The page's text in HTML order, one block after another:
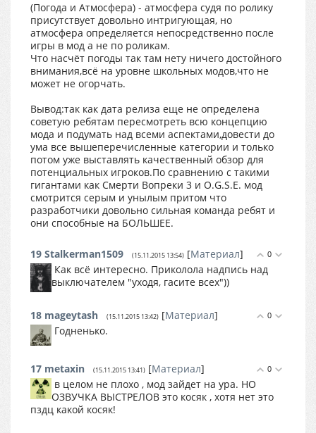
(Погода и Атмосфера) - атмосфера судя по ролику
присутствует довольно интригующая, но
атмосфера определяется непосредственно после
игры в мод а не по роликам.
Что насчёт погоды так там нету ничего достойного
внимания,всё на уровне школьных модов,что не
может не огорчать.
Вывод:так как дата релиза еще не определена
советую ребятам пересмотреть всю концепцию
мода и подумать над всеми аспектами,довести до
ума все вышеперечисленные категории и только
потом уже выставлять качественный обзор для
потенциальных игроков.По сравнению с такими
гигантами как Смерти Вопреки 3 и O.G.S.E. мод
смотрится серым и унылым притом что
разработчики довольно сильная команда ребят и
они способные на БОЛЬШЕЕ.
0
19 Stalkerman1509 (15.11.2015 13:54) [Материал]
Как всё интересно. Приколола надпись над
выключателем "уходя, гасите всех"))
0
18 mageytash (15.11.2015 13:42) [Материал]
Годненько.
0
17 metaxin (15.11.2015 13:41) [Материал]
в целом не плохо , мод зайдет на ура. НО
ОЗВУЧКА ВЫСТРЕЛОВ это косяк , хотя нет это
пздц какой косяк!